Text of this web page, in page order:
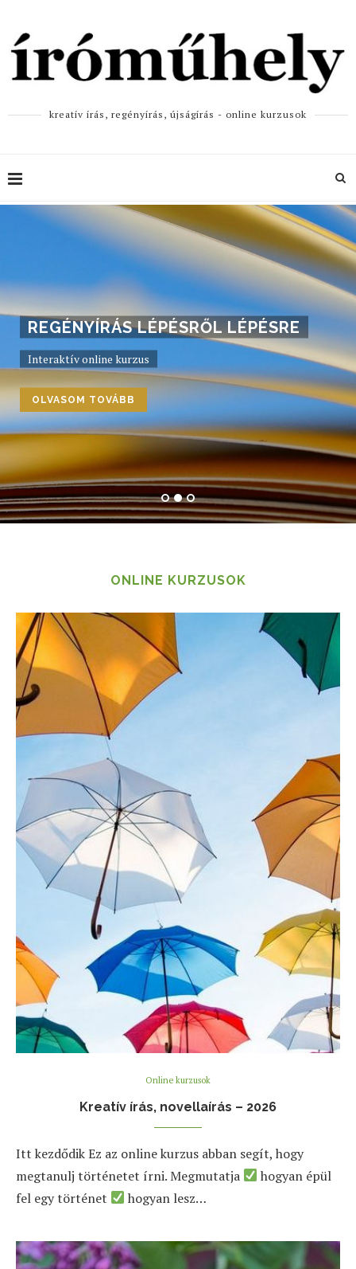
kreatív írás, regényírás, újságírás - online kurzusok
ONLINE KURZUSOK
Online kurzusok
Kreatív írás, novellaírás – 2026
Itt kezdődik Ez az online kurzus abban segít, hogy
megtanulj történetet írni. Megmutatja
hogyan épül
fel egy történet
hogyan lesz…